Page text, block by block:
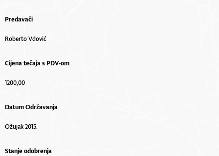
Predavači
Roberto Vdović
Cijena tečaja s PDV-om
1200,00
Datum Održavanja
Ožujak 2015.
Stanje odobrenja